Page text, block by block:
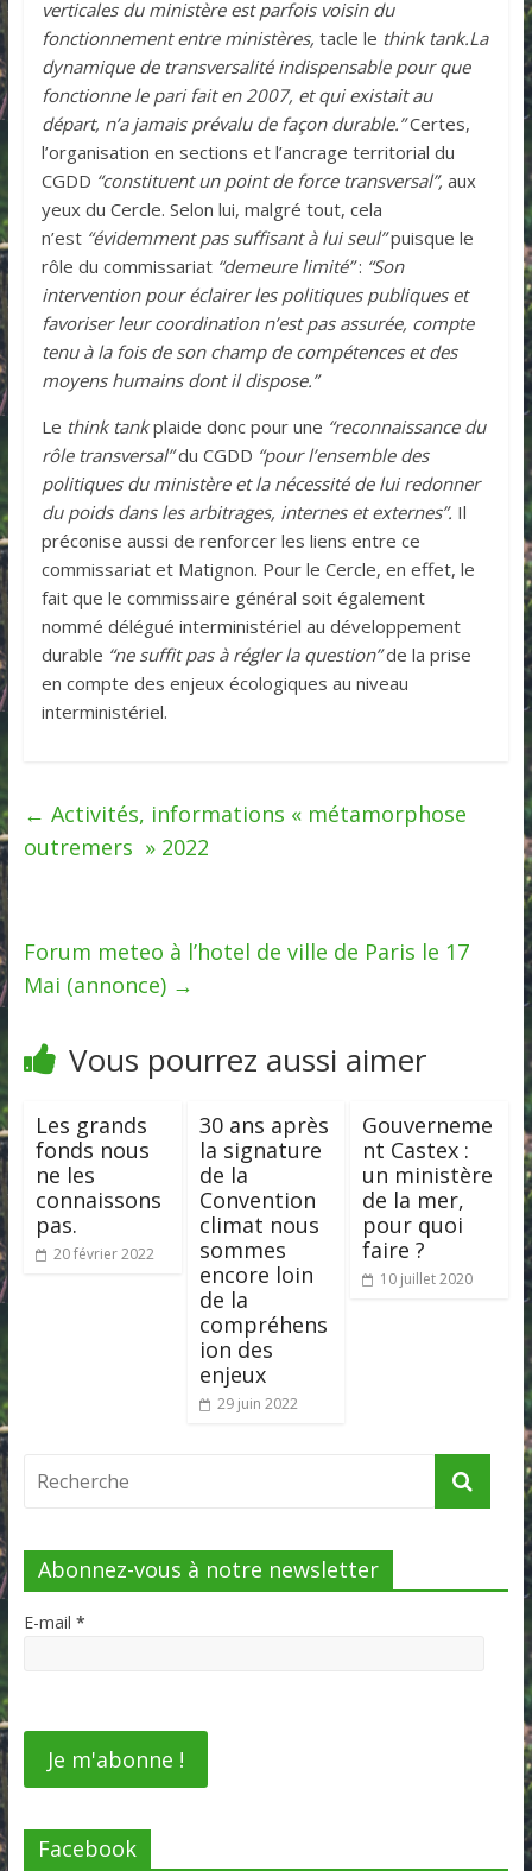
verticales du ministère est parfois voisin du
fonctionnement entre ministères, tacle le think tank.La
dynamique de transversalité indispensable pour que
fonctionne le pari fait en 2007, et qui existait au
départ, n’a jamais prévalu de façon durable.”Certes,
l’organisation en sections et l’ancrage territorial du
CGDD “constituent un point de force transversal”, aux
yeux du Cercle. Selon lui, malgré tout, cela
n’est “évidemment pas suffisant à lui seul”puisque le
rôle du commissariat “demeure limité”: “Son
intervention pour éclairer les politiques publiques et
favoriser leur coordination n’est pas assurée, compte
tenu à la fois de son champ de compétences et des
moyens humains dont il dispose.”
Le think tankplaide donc pour une “reconnaissance du
rôle transversal”du CGDD “pour l’ensemble des
politiques du ministère et la nécessité de lui redonner
du poids dans les arbitrages, internes et externes”. Il
préconise aussi de renforcer les liens entre ce
commissariat et Matignon. Pour le Cercle, en effet, le
fait que le commissaire général soit également
nommé délégué interministériel au développement
durable “ne suffit pas à régler la question”de la prise
en compte des enjeux écologiques au niveau
interministériel.
← Activités, informations « métamorphose
outremers » 2022
Forum meteo à l’hotel de ville de Paris le 17
Mai (annonce) →
Vous pourrez aussi aimer
Les grands
fonds nous
ne les
connaissons
pas.
20 février 2022
30 ans après
la signature
de la
Convention
climat nous
sommes
encore loin
de la
compréhens
ion des
enjeux
29 juin 2022
Gouverneme
nt Castex :
un ministère
de la mer,
pour quoi
faire ?
10 juillet 2020
Abonnez-vous à notre newsletter
E-mail *
Facebook